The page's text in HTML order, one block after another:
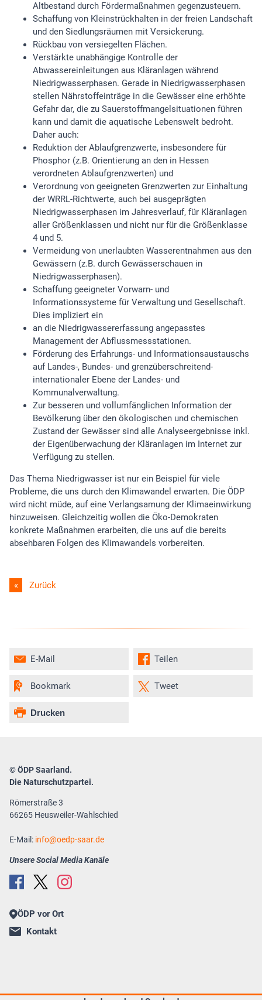
Altbestand durch Fördermaßnahmen gegenzusteuern.
Schaffung von Kleinstrückhalten in der freien Landschaft
und den Siedlungsräumen mit Versickerung.
Rückbau von versiegelten Flächen.
Verstärkte unabhängige Kontrolle der
Abwassereinleitungen aus Kläranlagen während
Niedrigwasserphasen. Gerade in Niedrigwasserphasen
stellen Nährstoffeinträge in die Gewässer eine erhöhte
Gefahr dar, die zu Sauerstoffmangelsituationen führen
kann und damit die aquatische Lebenswelt bedroht.
Daher auch:
Reduktion der Ablaufgrenzwerte, insbesondere für
Phosphor (z.B. Orientierung an den in Hessen
verordneten Ablaufgrenzwerten) und
Verordnung von geeigneten Grenzwerten zur Einhaltung
der WRRL-Richtwerte, auch bei ausgeprägten
Niedrigwasserphasen im Jahresverlauf, für Kläranlagen
aller Größenklassen und nicht nur für die Größenklasse
4 und 5.
Vermeidung von unerlaubten Wasserentnahmen aus den
Gewässern (z.B. durch Gewässerschauen in
Niedrigwasserphasen).
Schaffung geeigneter Vorwarn- und
Informationssysteme für Verwaltung und Gesellschaft.
Dies impliziert ein
an die Niedrigwassererfassung angepasstes
Management der Abflussmessstationen.
Förderung des Erfahrungs- und Informationsaustauschs
auf Landes-, Bundes- und grenzüberschreitend-
internationaler Ebene der Landes- und
Kommunalverwaltung.
Zur besseren und vollumfänglichen Information der
Bevölkerung über den ökologischen und chemischen
Zustand der Gewässer sind alle Analyseergebnisse inkl.
der Eigenüberwachung der Kläranlagen im Internet zur
Verfügung zu stellen.
Das Thema Niedrigwasser ist nur ein Beispiel für viele
Probleme, die uns durch den Klimawandel erwarten. Die ÖDP
wird nicht müde, auf eine Verlangsamung der Klimaeinwirkung
hinzuweisen. Gleichzeitig wollen die Öko-Demokraten
konkrete Maßnahmen erarbeiten, die uns auf die bereits
absehbaren Folgen des Klimawandels vorbereiten.
Zurück
Teilen
Tweet
E-Mail
Bookmark
Drucken
© ÖDP Saarland.
Die Naturschutzpartei.
Römerstraße 3
66265 Heusweiler-Wahlschied
E-Mail: info oedp-saar.de
Unsere Social Media Kanäle
ÖDP vor Ort
Kontakt